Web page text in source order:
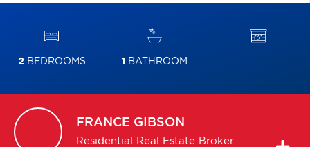
2BEDROOMS 1 BATHROOM
FRANCE GIBSON
Residential Real Estate Broker